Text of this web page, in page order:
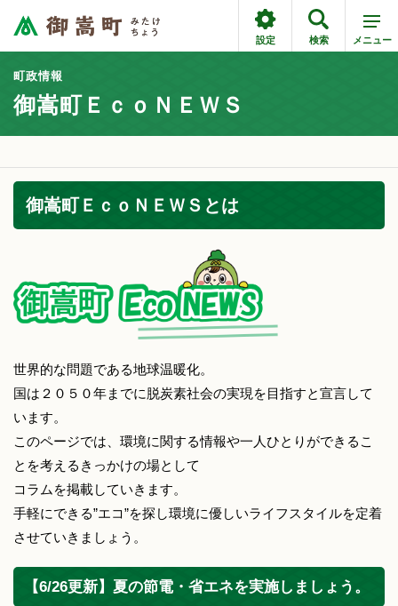
設定 検索 メニュー
町政情報
御嵩町ＥｃｏＮＥＷＳ
御嵩町ＥｃｏＮＥＷＳとは
世界的な問題である地球温暖化。
国は２０５０年までに脱炭素社会の実現を目指すと宣言して
います。
このページでは、環境に関する情報や一人ひとりができるこ
とを考えるきっかけの場として
コラムを掲載していきます。
手軽にできる”エコ”を探し環境に優しいライフスタイルを定着
させていきましょう。
【6/26更新】夏の節電・省エネを実施しましょう。